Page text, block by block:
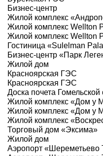
Бизнес-центр
Жилой комплекс
Жилой комплекс Wellton
Жилой комплекс Wellton
Гостиница «Sulelman
Бизнес-центр «Парк
Жилой дом
Красноярская ГЭС
Красноярская ГЭС
Доска почета Гомельской
Жилой комплекс «Дом у
Жилой комплекс «Дом у
Жилой комплекс
Торговый дом «Эксима»
Жилой дом
Аэропорт «Шереметьево